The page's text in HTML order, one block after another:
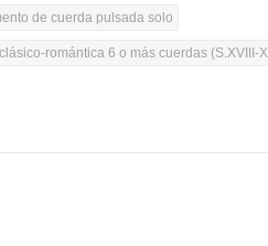
de cuerda pulsada solo
romántica 6 o más cuerdas (S.XVIII-